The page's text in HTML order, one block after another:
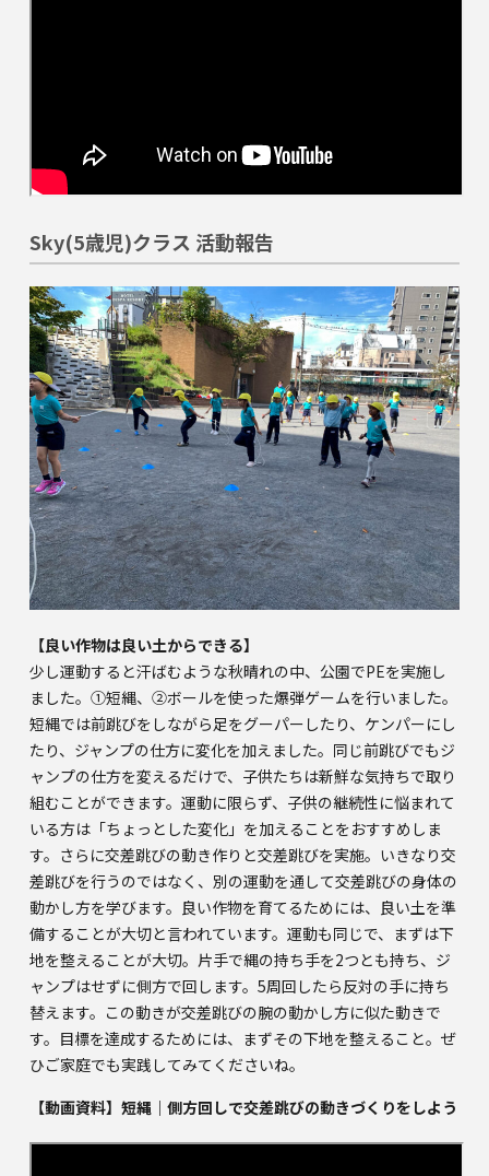
Sky(5歳児)クラス 活動報告
【良い作物は良い土からできる】
少し運動すると汗ばむような秋晴れの中、公園でPEを実施し
ました。①短縄、②ボールを使った爆弾ゲームを行いました。
短縄では前跳びをしながら足をグーパーしたり、ケンパーにし
たり、ジャンプの仕方に変化を加えました。同じ前跳びでもジ
ャンプの仕方を変えるだけで、子供たちは新鮮な気持ちで取り
組むことができます。運動に限らず、子供の継続性に悩まれて
いる方は「ちょっとした変化」を加えることをおすすめしま
す。さらに交差跳びの動き作りと交差跳びを実施。いきなり交
差跳びを行うのではなく、別の運動を通して交差跳びの身体の
動かし方を学びます。良い作物を育てるためには、良い土を準
備することが大切と言われています。運動も同じで、まずは下
地を整えることが大切。片手で縄の持ち手を2つとも持ち、ジ
ャンプはせずに側方で回します。5周回したら反対の手に持ち
替えます。この動きが交差跳びの腕の動かし方に似た動きで
す。目標を達成するためには、まずその下地を整えること。ぜ
ひご家庭でも実践してみてくださいね。
【動画資料】短縄｜側方回しで交差跳びの動きづくりをしよう